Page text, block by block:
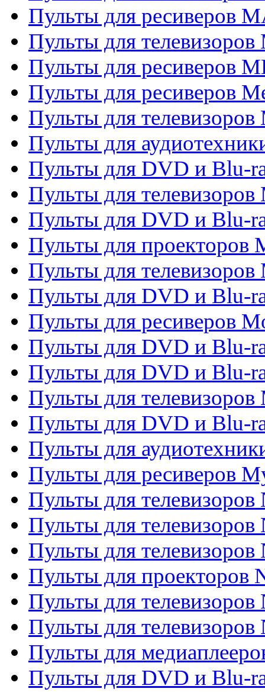
Пульты для ресиверов
Пульты для телевизоров
Пульты для ресиверов
Пульты для ресиверов
Пульты для телевизоров
Пульты для
Пульты для DVD и Blu-
Пульты для
Пульты для DVD и Blu-
Пульты для проекторов
Пульты для
Пульты для DVD и Blu-
Пульты для ресиверов
Пульты для DVD и Blu-
Пульты для DVD и Blu-
Пульты для телевизоров
Пульты для DVD и Blu-
Пульты для
Пульты для ресиверов
Пульты для телевизоров
Пульты для телевизоров
Пульты для телевизоров
Пульты для проекторов
Пульты для телевизоров
Пульты для телевизоров
Пульты для
Пульты для DVD и Blu-